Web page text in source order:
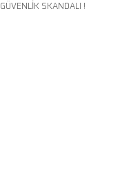
GÜVENLİK SKANDALI !